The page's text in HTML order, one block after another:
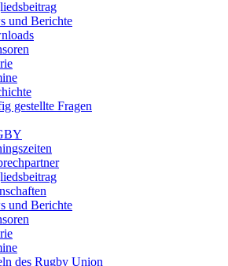
und Berichte
gestellte Fragen
und Berichte
des Rugby Union